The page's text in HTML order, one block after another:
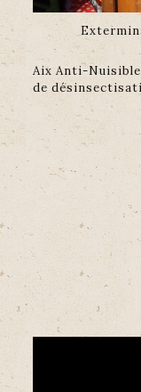
Aix Anti-
de